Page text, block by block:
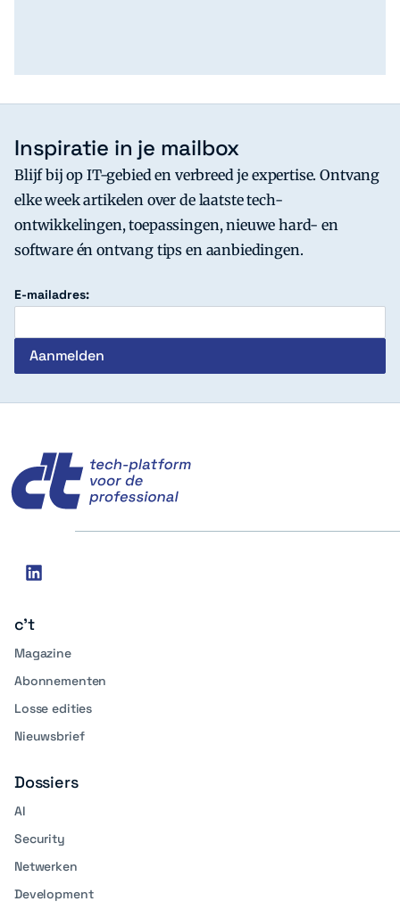
Inspiratie in je mailbox
Blijf bij op IT-gebied en verbreed je expertise. Ontvang
elke week artikelen over de laatste tech-
ontwikkelingen, toepassingen, nieuwe hard- en
software én ontvang tips en aanbiedingen.
E-mailadres:
Social
linkedin
c't
Magazine
Abonnementen
Losse edities
Nieuwsbrief
Dossiers
AI
Security
Netwerken
Development